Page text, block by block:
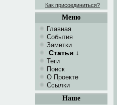
Как присоединиться?
Меню
Главная
События
Заметки
Статьи ↓
Теги
Поиск
О Проекте
Ссылки
Наше